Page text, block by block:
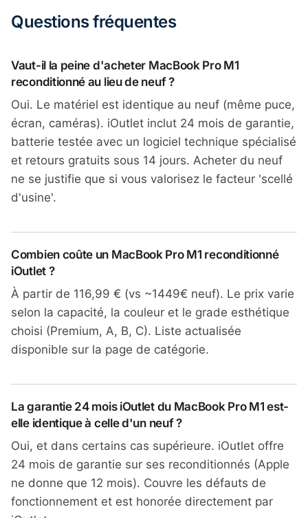
Questions fréquentes
Vaut-il la peine d'acheter MacBook Pro M1
reconditionné au lieu de neuf ?
Oui. Le matériel est identique au neuf (même puce,
écran, caméras). iOutlet inclut 24 mois de garantie,
batterie testée avec un logiciel technique spécialisé
et retours gratuits sous 14 jours. Acheter du neuf
ne se justifie que si vous valorisez le facteur 'scellé
d'usine'.
Combien coûte un MacBook Pro M1 reconditionné
iOutlet ?
À partir de 116,99 € (vs ~1449€ neuf). Le prix varie
selon la capacité, la couleur et le grade esthétique
choisi (Premium, A, B, C). Liste actualisée
disponible sur la page de catégorie.
La garantie 24 mois iOutlet du MacBook Pro M1 est-
elle identique à celle d'un neuf ?
Oui, et dans certains cas supérieure. iOutlet offre
24 mois de garantie sur ses reconditionnés (Apple
ne donne que 12 mois). Couvre les défauts de
fonctionnement et est honorée directement par